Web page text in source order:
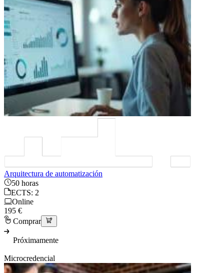
Arquitectura de automatización
50 horas
ECTS: 2
Online
195 €
Comprar
Próximamente
Microcredencial